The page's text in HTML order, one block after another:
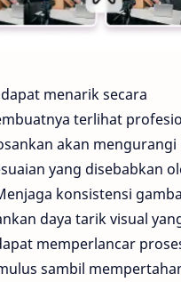
menarik secara
terlihat
akan mengurangi
yang disebabkan
konsistensi
daya tarik visual
memperlancar
sambil